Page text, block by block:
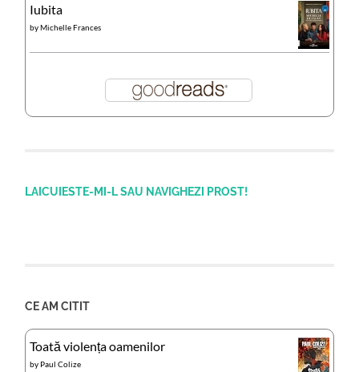
Iubita
byMichelle Frances
LAICUIESTE-MI-L SAU NAVIGHEZI PROST!
CE AM CITIT
Toată violența oamenilor
by Paul Colize